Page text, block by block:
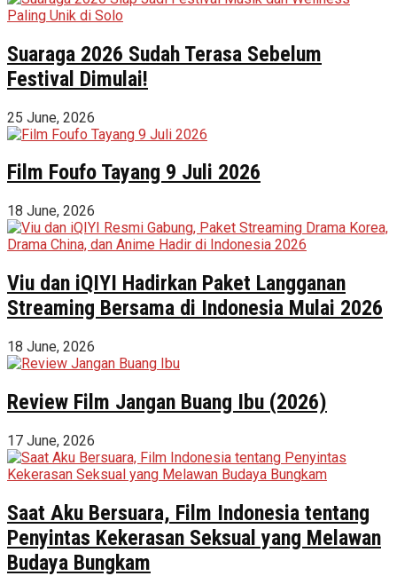
Suaraga 2026 Sudah Terasa Sebelum
Festival Dimulai!
25 June, 2026
Film Foufo Tayang 9 Juli 2026
18 June, 2026
Viu dan iQIYI Hadirkan Paket Langganan
Streaming Bersama di Indonesia Mulai 2026
18 June, 2026
Review Film Jangan Buang Ibu (2026)
17 June, 2026
Saat Aku Bersuara, Film Indonesia tentang
Penyintas Kekerasan Seksual yang Melawan
Budaya Bungkam